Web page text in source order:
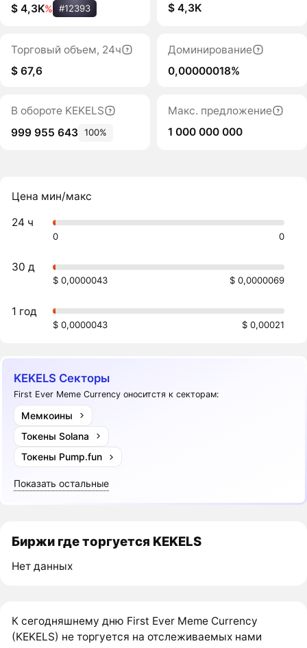
$ 4,3K% #12393
$ 4,3K
Торговый объем, 24ч
$ 67,6
Доминирование
0,00000018%
В обороте KEKELS
999 955 643 100%
Макс. предложение
1 000 000 000
Цена мин/макс
24 ч
0 0
30 д
$ 0,0000043 $ 0,0000069
1 год
$ 0,0000043 $ 0,00021
KEKELS Секторы
First Ever Meme Currency оноситстя к секторам:
Мемкоины
Токены Solana
Токены Pump.fun
Показать остальные
Биржи где торгуется KEKELS
Нет данных
К сегодняшнему дню First Ever Meme Currency
(KEKELS) не торгуется на отслеживаемых нами